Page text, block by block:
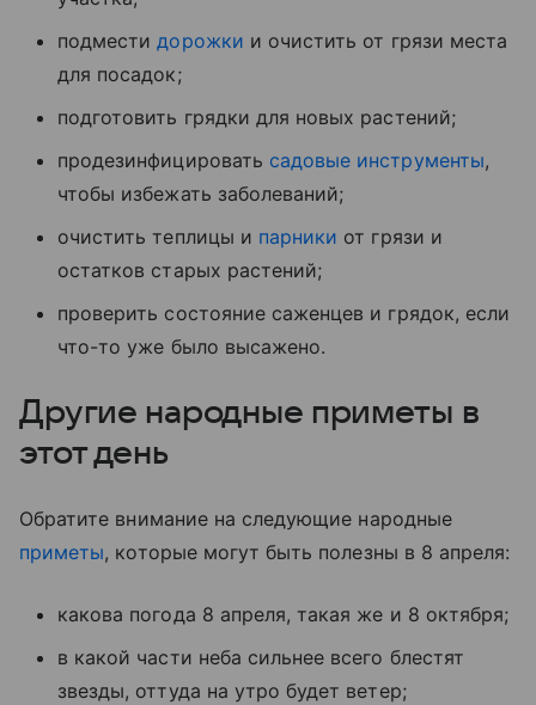
подместидорожки и очистить от грязи места
для посадок;
подготовить грядки для новых растений;
продезинфицировать садовые инструменты,
чтобы избежать заболеваний;
очистить теплицы и парники от грязи и
остатков старых растений;
проверить состояние саженцев и грядок, если
что-то уже было высажено.
Другие народные приметы в
этот день
Обратите внимание на следующие народные
приметы, которые могут быть полезны в 8 апреля:
какова погода 8 апреля, такая же и 8 октября;
в какой части неба сильнее всего блестят
звезды, оттуда на утро будет ветер;